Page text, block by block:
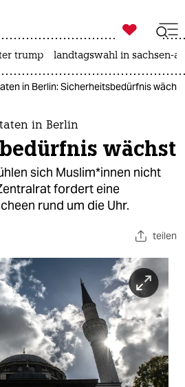
zahl ich
ich

taz zahl ich
trump landtagswahl in sachsen-
in Berlin: Sicherheitsbedürfnis wächst
in Berlin
wächst
sich Muslim*innen nicht
fordert eine
rund um die Uhr.
teilen